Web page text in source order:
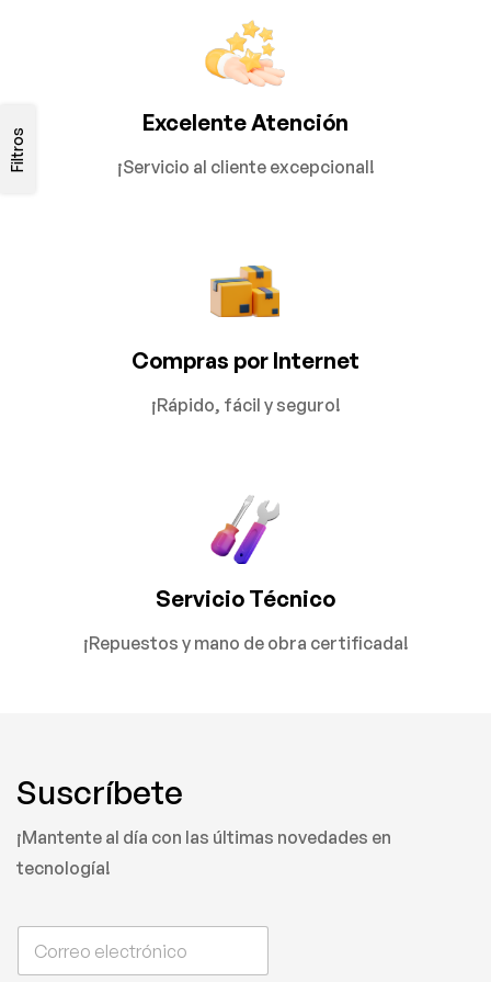
Filtros
Excelente Atención
¡Servicio al cliente excepcional!
Compras por Internet
¡Rápido, fácil y seguro!
Servicio Técnico
¡Repuestos y mano de obra certificada!
Suscríbete
¡Mantente al día con las últimas novedades en
tecnología!